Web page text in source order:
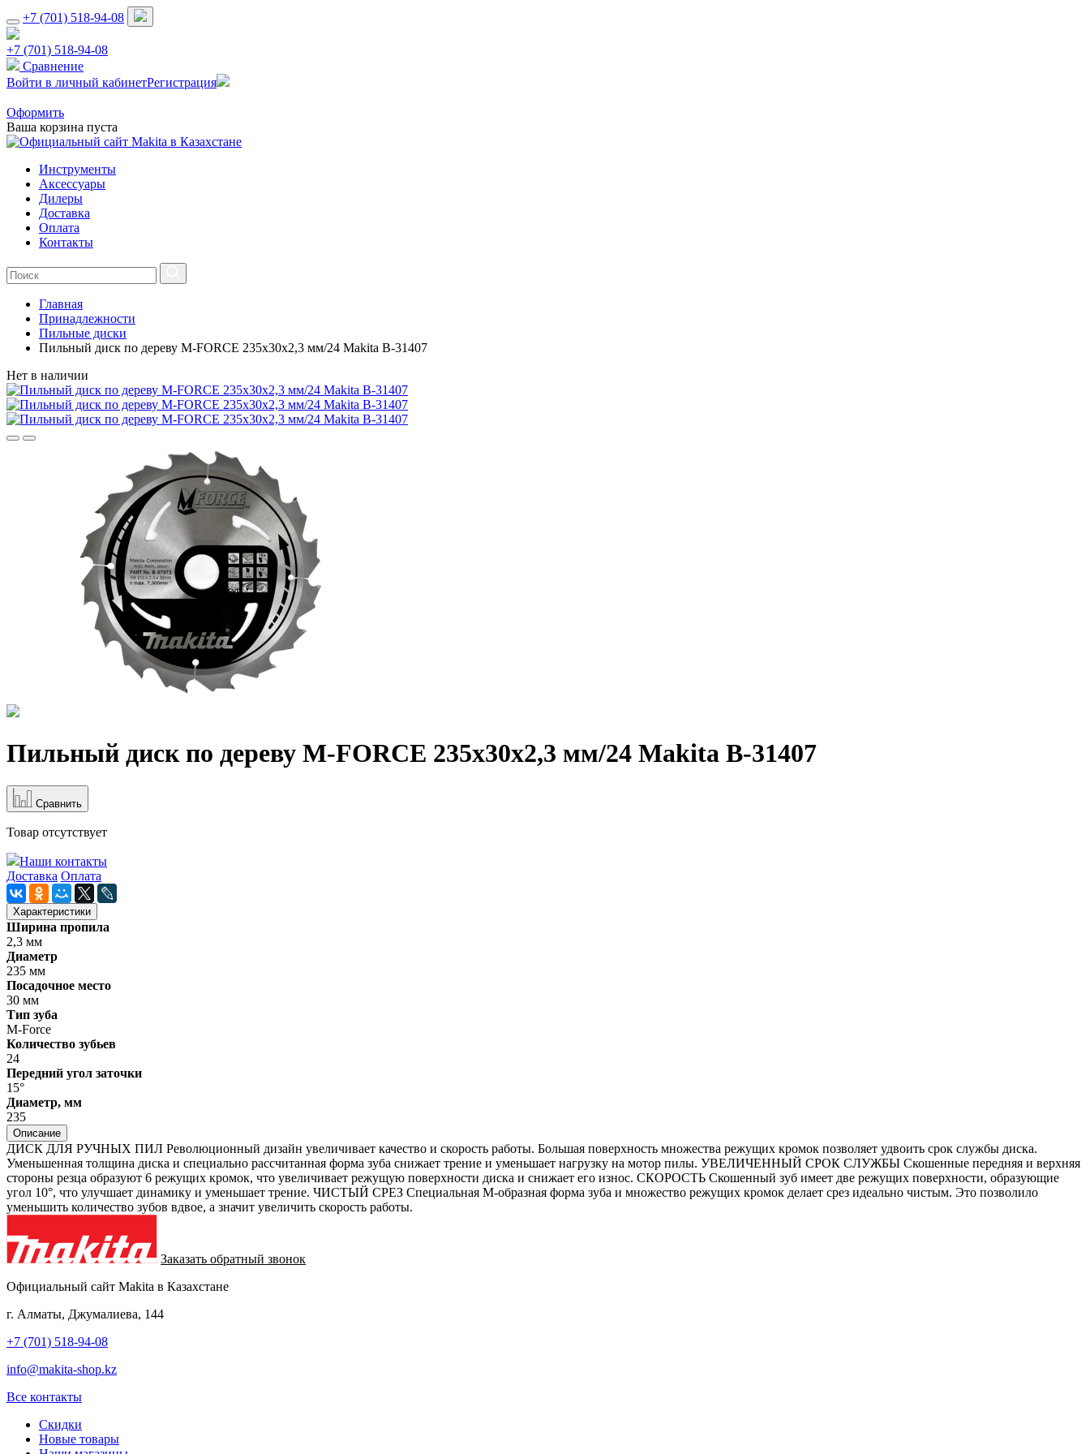
+7 (701) 518-94-08
+7 (701) 518-94-08
Сравнение
Войти в личный кабинетРегистрация
Оформить
Ваша корзина пуста
Инструменты
Аксессуары
Дилеры
Доставка
Оплата
Контакты
Главная
Принадлежности
Пильные диски
Пильный диск по дереву M-FORCE 235х30х2,3 мм/24 Makita B-31407
Нет в наличии
Пильный диск по дереву M-FORCE 235х30х2,3 мм/24 Makita B-31407
Cравнить
Товар отсутствует
Наши контакты
Доставка Оплата
Характеристики
Ширина пропила
2,3 мм
Диаметр
235 мм
Посадочное место
30 мм
Тип зуба
M-Force
Количество зубьев
24
Передний угол заточки
15°
Диаметр, мм
235
Описание
ДИСК ДЛЯ РУЧНЫХ ПИЛ Революционный дизайн увеличивает качество и скорость работы. Большая поверхность множества режущих кромок позволяет удвоить срок службы диска.
Уменьшенная толщина диска и специально рассчитанная форма зуба снижает трение и уменьшает нагрузку на мотор пилы. УВЕЛИЧЕННЫЙ СРОК СЛУЖБЫ Скошенные передняя и верхняя
стороны резца образуют 6 режущих кромок, что увеличивает режущую поверхности диска и снижает его износ. СКОРОСТЬ Скошенный зуб имеет две режущих поверхности, образующие
угол 10°, что улучшает динамику и уменьшает трение. ЧИСТЫЙ СРЕЗ Специальная М-образная форма зуба и множество режущих кромок делает срез идеально чистым. Это позволило
уменьшить количество зубов вдвое, а значит увеличить скорость работы.
Заказать обратный звонок
Официальный сайт Makita в Казахстане
г. Алматы, Джумалиева, 144
+7 (701) 518-94-08
info@makita-shop.kz
Все контакты
Скидки
Новые товары